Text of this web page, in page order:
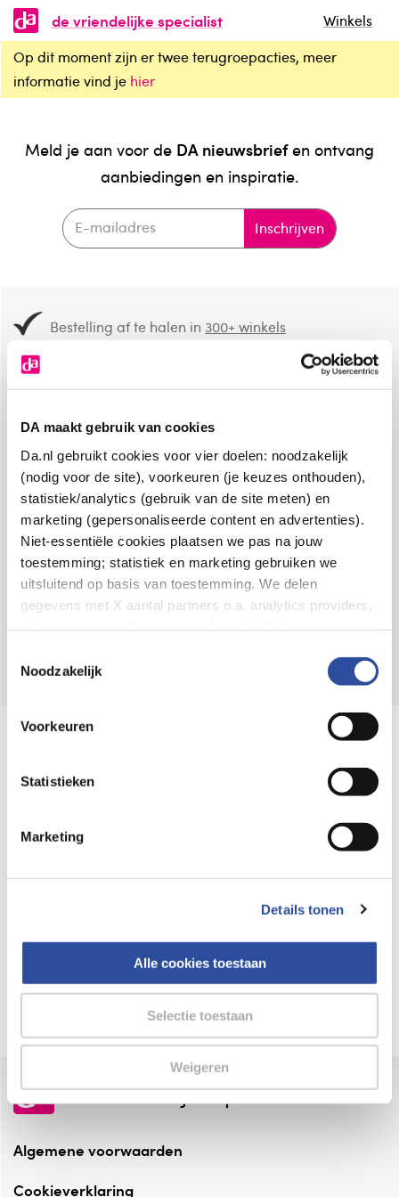
DA maakt gebruik van cookies
Da.nl gebruikt cookies voor vier doelen: noodzakelijk
(nodig voor de site), voorkeuren (je keuzes onthouden),
statistiek/analytics (gebruik van de site meten) en
marketing (gepersonaliseerde content en advertenties).
Niet-essentiële cookies plaatsen we pas na jouw
toestemming; statistiek en marketing gebruiken we
uitsluitend op basis van toestemming. We delen
gegevens met X aantal partners o.a. analytics providers,
en de bewaartermijnen per categorie. Je kunt je keuze op
gegevensverwerking staat in de
Privacyverklaring
Noodzakelijk
Voorkeuren
Statistieken
Marketing
Details tonen
Alle cookies toestaan
Selectie toestaan
Weigeren
de vriendelijke specialist
Winkels
Op dit moment zijn er twee terugroepacties, meer
informatie vind je hier
Meld je aan voor de DA nieuwsbriefen ontvang
aanbiedingen en inspiratie.
Inschrijven
Bestelling af te halen in300+ winkels
8.6 uit4.106 reviews
Over DA
Klantenservice
Assortiment
VolgDAop:
Online aanbieder medicijnen
webshop mag verkopen.
⁠Verantwoorde zorg, ⁠ook online.
Altijd onze folder bij de hand
Check onze folders ⁠bij AlleFolders.
de vriendelijke specialist
Algemene voorwaarden
Cookieverklaring